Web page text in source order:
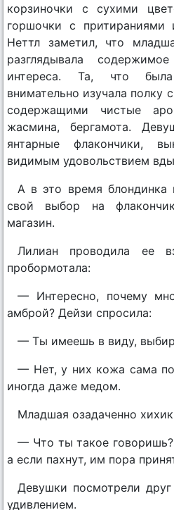
корзиночки с сухими
горшочки с притираниями
Неттл заметил, что
разглядывала
интереса. Та, что
внимательно изучала
содержащими чистые
жасмина, бергамота.
янтарные флакончики,
видимым удовольствием
А в это время блондинка
свой выбор на
магазин.
Лилиан проводила ее
пробормотала:
— Интересно, почему
амброй? Дейзи спросила:
— Ты имеешь в виду,
— Нет, у них кожа сама
иногда даже медом.
Младшая озадаченно
— Что ты такое
а если пахнут, им пора
Девушки посмотрели
удивлением.